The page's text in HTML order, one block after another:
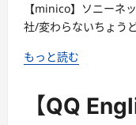
【minico】ソニーネ
社/変わらないちょう
もっと読む
【QQ